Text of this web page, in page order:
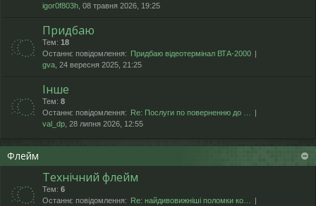
igor0f803h , 08 травня 2026, 19:25
Придбаю
Тем: 18
Останнє повідомлення:
Придбаю відеотермінал ВТА-2000
gva , 24 вересня 2025, 21:25
Інше
Тем: 8
Останнє повідомлення:
Re: Послуги по поверненню до …
val_dp , 28 липня 2026, 12:55
Флейм
Технічний флейм
Тем: 6
Останнє повідомлення:
Re: найдивовижніші поломки ко…